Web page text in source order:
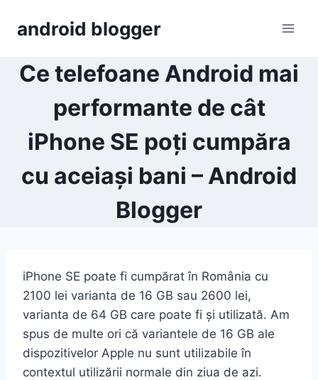
android blogger
Ce telefoane Android mai
performante de cât
iPhone SE poți cumpăra
cu aceiași bani – Android
Blogger
iPhone SE poate fi cumpărat în România cu
2100 lei varianta de 16 GB sau 2600 lei,
varianta de 64 GB care poate fi și utilizată. Am
spus de multe ori că variantele de 16 GB ale
dispozitivelor Apple nu sunt utilizabile în
contextul utilizării normale din ziua de azi.